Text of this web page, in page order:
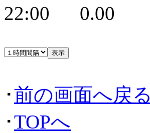
22:00 0.00
･前の画面へ戻る
･TOPへ